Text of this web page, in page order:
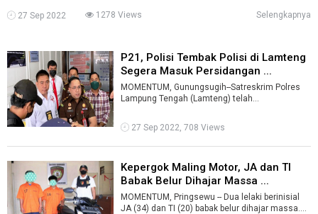
27 Sep 2022 1278 Views Selengkapnya
P21, Polisi Tembak Polisi di Lamteng
Segera Masuk Persidangan ...
MOMENTUM, Gunungsugih--Satreskrim Polres
Lampung Tengah (Lamteng) telah
tersangka bes ...
27 Sep 2022, 708 Views
Kepergok Maling Motor, JA dan TI
Babak Belur Dihajar Massa ...
MOMENTUM, Pringsewu -- Dua lelaki berinisial
JA (34) dan TI (20) babak belur dihajar massa.